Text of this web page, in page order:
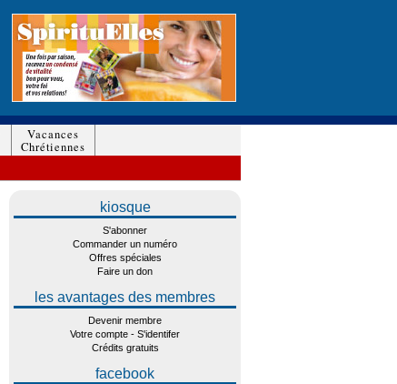
Vacances
Chrétiennes
kiosque
S'abonner
Commander un numéro
Offres spéciales
Faire un don
les avantages des membres
Devenir membre
Votre compte - S'identifer
Crédits gratuits
facebook